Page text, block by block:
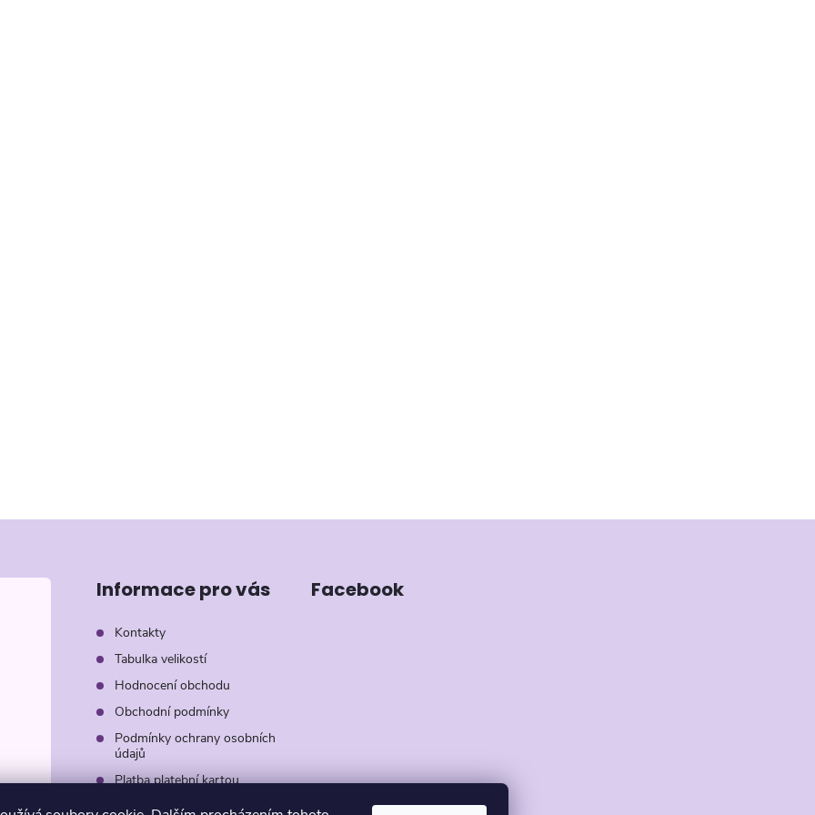
Informace pro vás
Kontakty
Tabulka velikostí
Hodnocení obchodu
Obchodní podmínky
Podmínky ochrany osobních
údajů
Platba platební kartou
Záruka AVON
Facebook